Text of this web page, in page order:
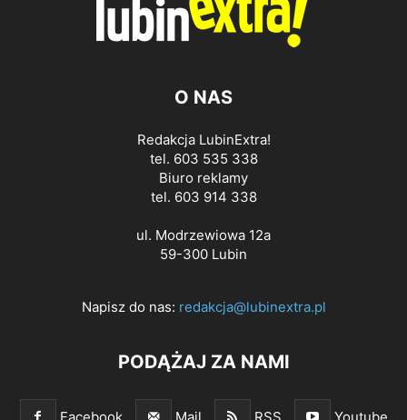
O NAS
Redakcja LubinExtra!
tel. 603 535 338
Biuro reklamy
tel. 603 914 338
ul. Modrzewiowa 12a
59-300 Lubin
Napisz do nas: redakcja@lubinextra.pl
PODĄŻAJ ZA NAMI